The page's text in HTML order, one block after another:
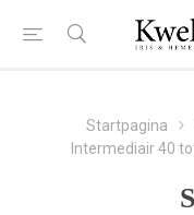
Startpagina
Intermediair 40